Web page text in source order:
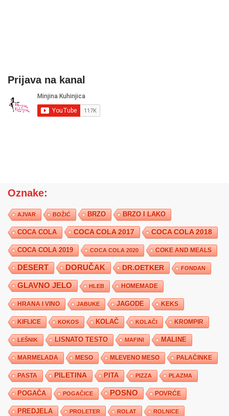
Prijava na kanal
Oznake:
AJVAR BOŽIĆ BRZO BRZO I LAKO
COCA COLA COCA COLA 2017 COCA COLA 2018
COCA COLA 2019 COCA COLA 2020 COKE AND MEALS
DESERT DORUČAK DR.OETKER FONDAN
GLAVNO JELO HLEB HOMEMADE
HRANA I VINO JABUKE JAGODE KEKS
KIFLICE KOKOS KOLAČ KOLAČI KROMPIR
LEŠNIK LISNATO TESTO MAFINI MALINE
MARMELADA MESO MLEVENO MESO PALAČINKE
PASTA PILETINA PITA PIZZA PLAZMA
POGAČA POGAČICE POSNO POVRĆE
PREDJELA PROLETER ROLAT ROLNICE